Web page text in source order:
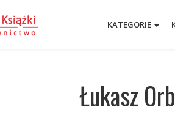
KATEGORIE
Łukasz